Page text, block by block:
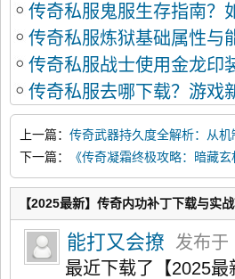
传奇私服鬼服生存指南？
传奇私服炼狱基础属性与
传奇私服战士使用金龙印
传奇私服去哪下载？游戏
上一篇： 传奇武器持久度全解析：从
指南
下一篇：
《传奇凝霜终极攻略：暗藏
南》
【2025最新】传奇内功补丁下载与实
能打又会撩
发布于
最近下载了【2025